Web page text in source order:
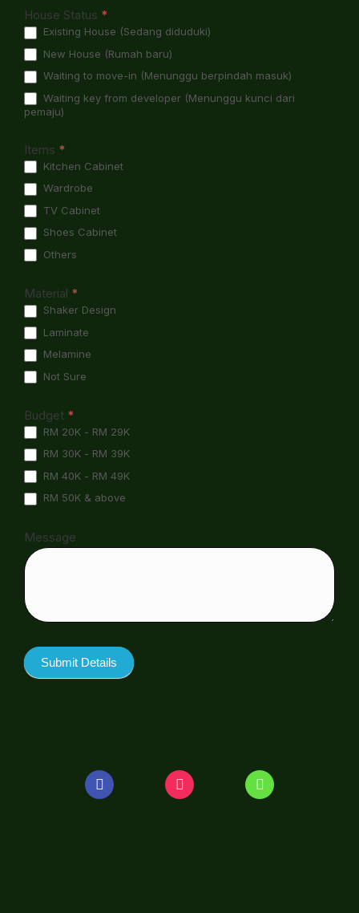
House Status *
Existing House (Sedang diduduki)
New House (Rumah baru)
Waiting to move-in (Menunggu berpindah masuk)
Waiting key from developer (Menunggu kunci dari
pemaju)
Items *
Kitchen Cabinet
Wardrobe
TV Cabinet
Shoes Cabinet
Others
Material *
Shaker Design
Laminate
Melamine
Not Sure
Budget *
RM 20K - RM 29K
RM 30K - RM 39K
RM 40K - RM 49K
RM 50K & above
Message
Submit Details